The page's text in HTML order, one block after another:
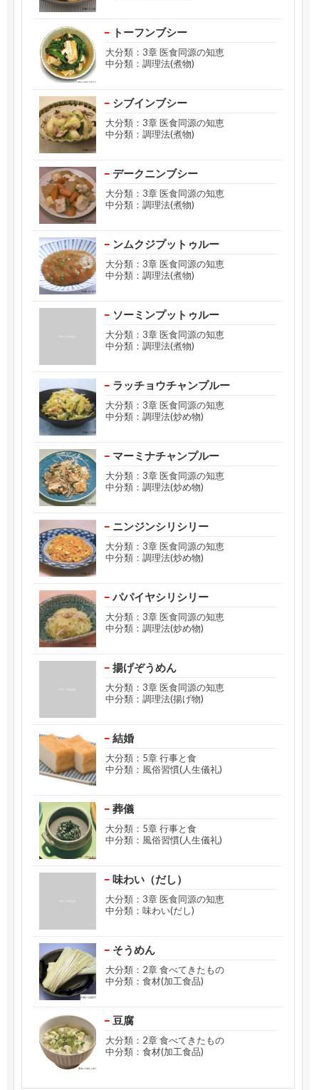
トーフンブシー
大分類：3章 医食同源の知恵
中分類：調理法(煮物)
シブインブシー
大分類：3章 医食同源の知恵
中分類：調理法(煮物)
デークニンブシー
大分類：3章 医食同源の知恵
中分類：調理法(煮物)
ンムクジプットゥルー
大分類：3章 医食同源の知恵
中分類：調理法(煮物)
ソーミンプットゥルー
大分類：3章 医食同源の知恵
中分類：調理法(煮物)
ラッチョウチャンプルー
大分類：3章 医食同源の知恵
中分類：調理法(炒め物)
マーミナチャンプルー
大分類：3章 医食同源の知恵
中分類：調理法(炒め物)
ニンジンシリシリー
大分類：3章 医食同源の知恵
中分類：調理法(炒め物)
パパイヤシリシリー
大分類：3章 医食同源の知恵
中分類：調理法(炒め物)
揚げぞうめん
大分類：3章 医食同源の知恵
中分類：調理法(揚げ物)
結婚
大分類：5章 行事と食
中分類：風俗習慣(人生儀礼)
葬儀
大分類：5章 行事と食
中分類：風俗習慣(人生儀礼)
味わい（だし）
大分類：3章 医食同源の知恵
中分類：味わい(だし)
そうめん
大分類：2章 食べてきたもの
中分類：食材(加工食品)
豆腐
大分類：2章 食べてきたもの
中分類：食材(加工食品)